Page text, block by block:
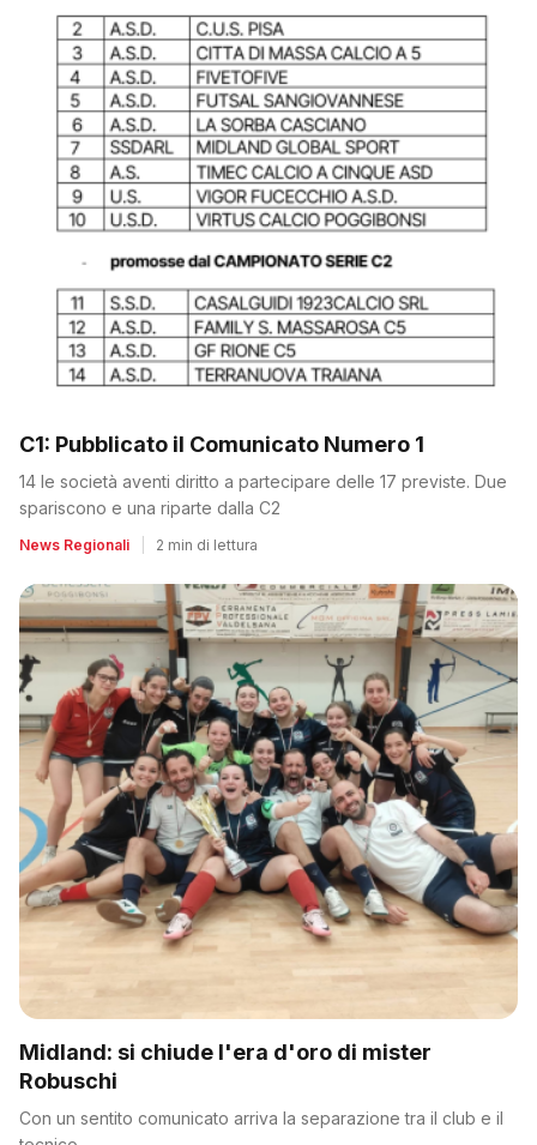
C1: Pubblicato il Comunicato Numero 1
14 le società aventi diritto a partecipare delle 17 previste. Due
spariscono e una riparte dalla C2
News Regionali 2 min di lettura
Midland: si chiude l'era d'oro di mister
Robuschi
Con un sentito comunicato arriva la separazione tra il club e il